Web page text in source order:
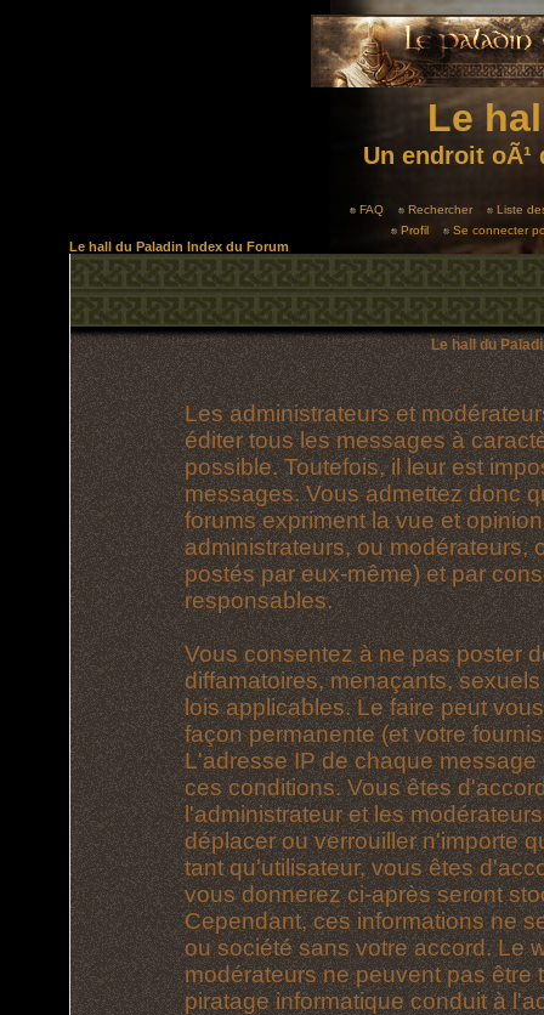
Le
Un endroit
FAQ Rechercher
Liste
Profil
Se connecter
Le hall du Paladin Index du Forum
Le hall du
Les administrateurs et
éditer tous les messages à
possible. Toutefois, il leur est
messages. Vous admettez donc
forums expriment la vue et
administrateurs, ou modérateurs,
postés par eux-même) et par
responsables.
Vous consentez à ne pas poster
diffamatoires, menaçants,
lois applicables. Le faire peut
façon permanente (et votre
L'adresse IP de chaque
ces conditions. Vous êtes
l'administrateur et les
déplacer ou verrouiller n'importe
tant qu'utilisateur, vous êtes
vous donnerez ci-après seront
Cependant, ces informations ne
ou société sans votre accord. Le
modérateurs ne peuvent pas
piratage informatique conduit à